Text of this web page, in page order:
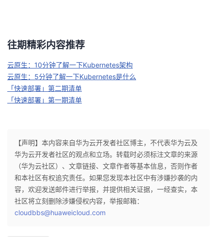
往期精彩内容推荐
云原生：10分钟了解一下Kubernetes架构
云原生：5分钟了解一下Kubernetes是什么
「快速部署」第二期清单
「快速部署」第一期清单
【声明】本内容来自华为云开发者社区博主，不代表华为云及
华为云开发者社区的观点和立场。转载时必须标注文章的来源
（华为云社区）、文章链接、文章作者等基本信息，否则作者
和本社区有权追究责任。如果您发现本社区中有涉嫌抄袭的内
容，欢迎发送邮件进行举报，并提供相关证据，一经查实，本
社区将立刻删除涉嫌侵权内容，举报邮箱：
cloudbbs@huaweicloud.com